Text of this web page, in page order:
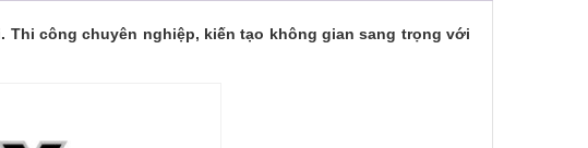
Thi công chuyên nghiệp, kiến tạo không gian sang trọng với